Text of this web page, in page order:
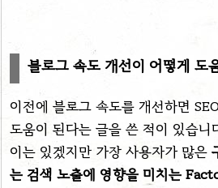
블로그 속도 개선이 어떻게 도
이전에 블로그 속도를 개선하면
도움이 된다는 글을 쓴 적이 있습니
이는 있겠지만 가장 사용자가 많은
는 검색 노출에 영향을 미치는